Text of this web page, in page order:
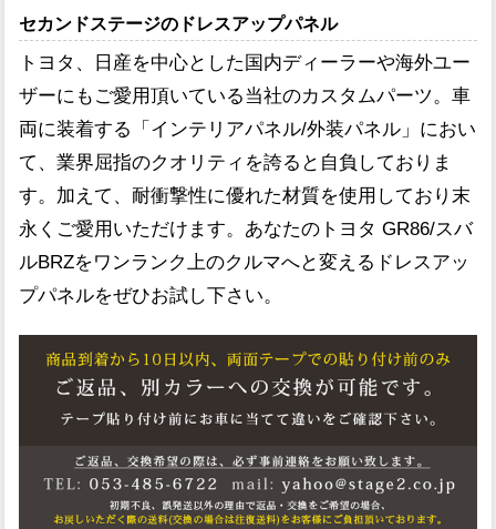
セカンドステージのドレスアップパネル
トヨタ、日産を中心とした国内ディーラーや海外ユー
ザーにもご愛用頂いている当社のカスタムパーツ。車
両に装着する「インテリアパネル/外装パネル」におい
て、業界屈指のクオリティを誇ると自負しておりま
す。加えて、耐衝撃性に優れた材質を使用しており末
永くご愛用いただけます。あなたのトヨタ GR86/スバ
ルBRZをワンランク上のクルマへと変えるドレスアッ
プパネルをぜひお試し下さい。